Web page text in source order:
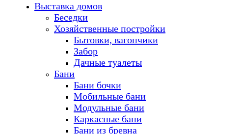
Выставка домов
Беседки
Хозяйственные постройки
Бытовки, вагончики
Забор
Дачные туалеты
Бани
Бани бочки
Мобильные бани
Модульные бани
Каркасные бани
Бани из бревна